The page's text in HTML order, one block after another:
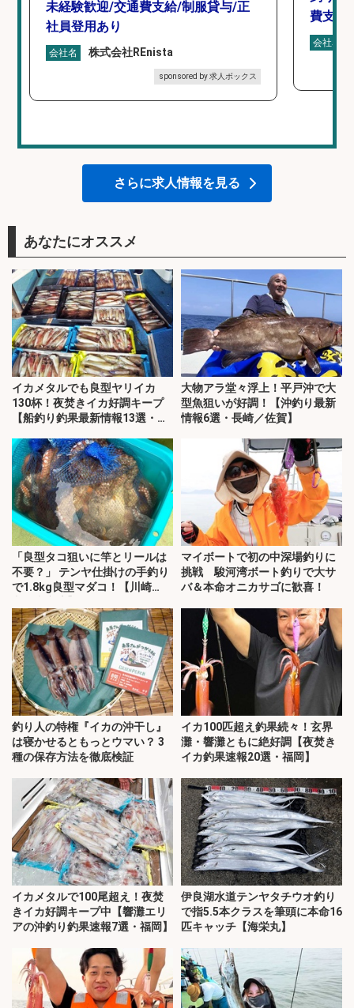
未経験歓迎/交通費支給/制服貸与/正
社員登用あり
会社名 株式会社REnista
sponsored by 求人ボックス
費支給
会社名
さらに求人情報を見る
あなたにオススメ
イカメタルでも良型ヤリイカ
130杯！夜焚きイカ好調キープ
【船釣り釣果最新情報13選・玄
大物アラ堂々浮上！平戸沖で大
型魚狙いが好調！【沖釣り最新
情報6選・長崎／佐賀】
「良型タコ狙いに竿とリールは
不要？」 テンヤ仕掛けの手釣り
で1.8kg良型マダコ！【川崎
マイボートで初の中深場釣りに
挑戦 駿河湾ボート釣りで大サ
バ＆本命オニカサゴに歓喜！
釣り人の特権『イカの沖干し』
は寝かせるともっとウマい？ 3
種の保存方法を徹底検証
イカ100匹超え釣果続々！玄界
灘・響灘ともに絶好調【夜焚き
イカ釣果速報20選・福岡】
イカメタルで100尾超え！夜焚
きイカ好調キープ中【響灘エリ
アの沖釣り釣果速報7選・福岡】
伊良湖水道テンヤタチウオ釣り
で指5.5本クラスを筆頭に本命16
匹キャッチ【海栄丸】